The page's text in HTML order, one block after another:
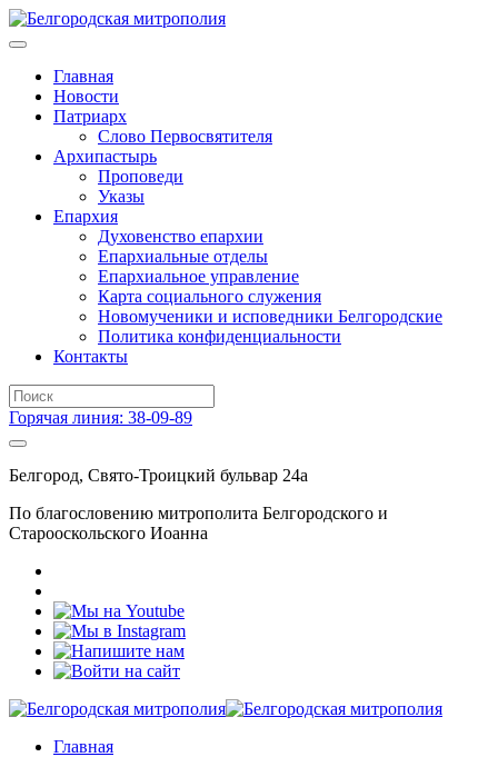
Главная
Новости
Патриарх
Слово Первосвятителя
Архипастырь
Проповеди
Указы
Епархия
Духовенство епархии
Епархиальные отделы
Епархиальное управление
Карта социального служения
Новомученики и исповедники Белгородские
Политика конфиденциальности
Контакты
Горячая линия: 38-09-89
Белгород, Свято-Троицкий бульвар 24а
По благословению митрополита Белгородского и
Старооскольского Иоанна
Главная